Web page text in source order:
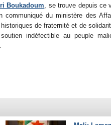
Boukadoum, se trouve depuis ce
du ministère des
de fraternité et de
indéfectible au peuple